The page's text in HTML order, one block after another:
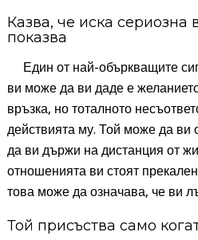
Казва, че иска сериозна
показва
Един от най-объркващите
ви може да ви даде е
връзка, но тоталното
действията му. Той може да
да ви държи на дистанция от
отношенията ви стоят
това може да означава, че ви
Той присъства само